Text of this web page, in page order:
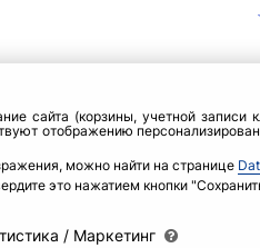
сайта (корзины, учетной
отображению
можно найти на странице
это нажатием кнопки
/ Маркетинг